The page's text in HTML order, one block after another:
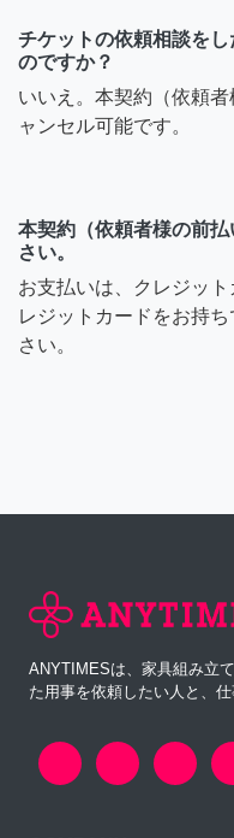
チケットの依頼相談を
のですか？
いいえ。本契約（依頼
ャンセル可能です。
本契約（依頼者様の前
さい。
お支払いは、クレジッ
レジットカードをお持
さい。
ANYTIMESは、家具組み立
た用事を依頼したい人と、